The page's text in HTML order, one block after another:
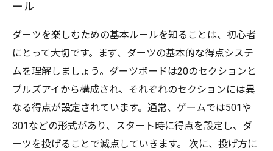
ール
ダーツを楽しむための基本ルールを知ることは、初心者
にとって大切です。まず、ダーツの基本的な得点システ
ムを理解しましょう。ダーツボードは20のセクションと
ブルズアイから構成され、それぞれのセクションには異
なる得点が設定されています。通常、ゲームでは501や
301などの形式があり、スタート時に得点を設定し、ダ
ーツを投げることで減点していきます。 次に、投げ方に